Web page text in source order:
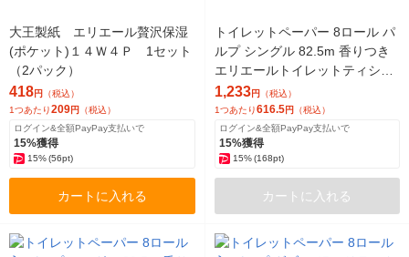
大王製紙 エリエール贅沢保湿
(ポケット)１４Ｗ４Ｐ 1セット
（2パック）
418円
（税込）
1つあたり209円
（税込）
ログイン&全額PayPay支払いで
15%獲得
15%(56pt)
カートに入れる
トイレットペーパー 8ロール パ
ルプ シングル 82.5m 香りつき
エリエールトイレットティシュ
ーコンパクト 2パック 大王製紙
1,233円
（税込）
1つあたり616.5円
（税込）
ログイン&全額PayPay支払いで
15%獲得
15% (168pt)
カートに入れる